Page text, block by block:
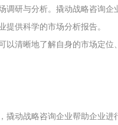
调研与分析。撬动战略咨询
提供科学的市场分析报告。
以清晰地了解自身的市场定
撬动战略咨询企业帮助企业